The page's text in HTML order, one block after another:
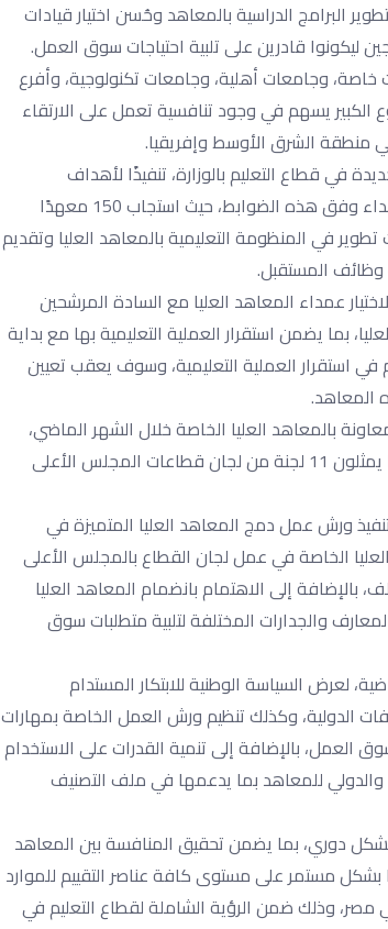
البرامج الدراسية بالمعاهد وحُسن اختيار قيادات
ليكونوا قادرين على تلبية احتياجات سوق العمل.
خاصة، وجامعات أهلية، وجامعات تكنولوجية، وأفرع
الكبير يسهم في وجود تنافسية تعمل على الارتقاء
منطقة الشرق الأوسط وإفريقيا.
في قطاع التعليم بالوزارة، تنفيذًا لأهداف
الاستراتيجية الوطنية للتعليم العالي والبحث العلمي، مثمنًا الاستجابة الفورية للمعاهد بترشيح العمداء وفق هذه الضوابط، حيث استجاب 150 معهدًا
في المنظومة التعليمية بالمعاهد العليا وتقديم
وظائف المستقبل.
عمداء المعاهد العليا مع السادة المرشحين
بما يضمن استقرار العملية التعليمية بها مع بداية
في استقرار العملية التعليمية، وسوف يعقب تعيين
المعاهد.
التدريس والهيئة المعاونة بالمعاهد العليا الخاصة خلال الشهر الماضي،
وذلك نتاجًا لعمل اللجنة المعنية بتعيين أعضاء هيئة التدريس والهيئة المعاونة التي تضم 22 عضوًا يمثلون 11 لجنة من لجان قطاعات المجلس الأعلى
ورش عمل دمج المعاهد العليا المتميزة في
الخاصة في عمل لجان القطاع بالمجلس الأعلى
بالإضافة إلى الاهتمام بانضمام المعاهد العليا
والجدارات المختلفة لتلبية متطلبات سوق
لعرض السياسة الوطنية للابتكار المستدام
الدولية، وكذلك تنظيم ورش العمل الخاصة بمهارات
العمل، بالإضافة إلى تنمية القدرات على الاستخدام
والدولي للمعاهد بما يدعمها في ملف التصنيف
بشكل دوري، بما يضمن تحقيق المنافسة بين المعاهد
بشكل مستمر على مستوى كافة عناصر التقييم للموارد
وذلك ضمن الرؤية الشاملة لقطاع التعليم في